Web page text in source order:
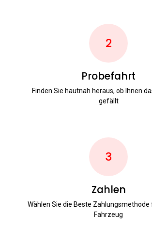
2
Probefahrt
Finden Sie hautnah heraus, ob Ihnen
gefällt
3
Zahlen
Wählen Sie die Beste Zahlungsmethode
Fahrzeug